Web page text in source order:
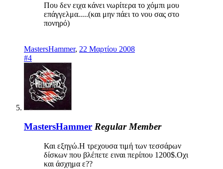
Που δεν ειχα κάνει νωρίτερα το χόμπι μου
επάγγελμα.....(και μην πάει το νου σας στο
πονηρό)
MastersHammer, 22 Μαρτίου 2008
#4
MastersHammer Regular Member
Και εξηγώ.Η τρεχουσα τιμή των τεσσάρων
δίσκων που βλέπετε ειναι περίπου 1200$.Οχι
και άσχημα ε??